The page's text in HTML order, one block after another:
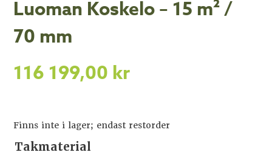
Luoman Koskelo – 15 m² /
70 mm
116 199,00 kr
Finns inte i lager; endast restorder
Takmaterial